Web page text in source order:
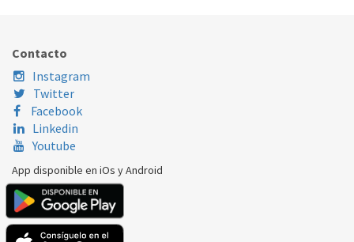
Contacto
Instagram
Twitter
Facebook
Linkedin
Youtube
App disponible en iOs y Android